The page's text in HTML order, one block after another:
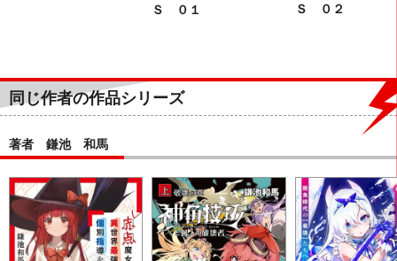
Ｓ ０１
Ｓ ０２
同じ作者の作品シリーズ
著者 鎌池 和馬